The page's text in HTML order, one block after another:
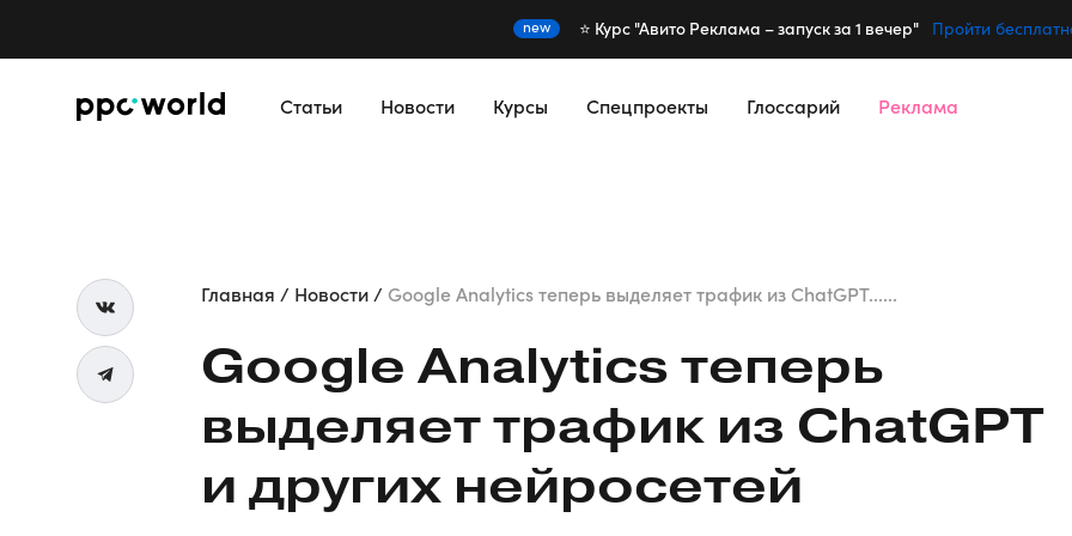
new ⭐️ Курс "Авито Реклама – запуск за 1 вечер" Пройти
Статьи Новости Курсы Спецпроекты Глоссарий Реклама
Главная Новости Google Analytics теперь выделяет трафик из ChatGPT......
Google Analytics теперь
выделяет трафик из ChatGPT
и других нейросетей